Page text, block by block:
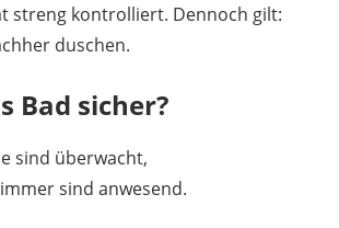
streng kontrolliert. Dennoch gilt:
duschen.
Bad sicher?
sind überwacht,
sind anwesend.